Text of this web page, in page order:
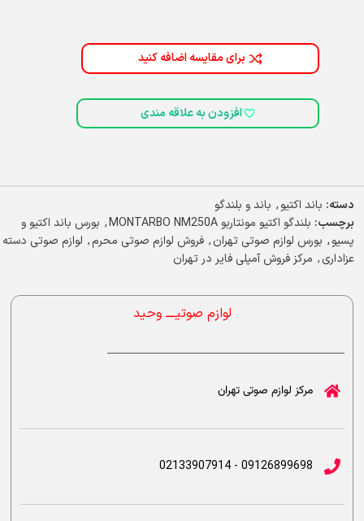
برای مقایسه اضافه کنید
افزودن به علاقه مندی
دسته: باند اکتیو, باند و بلندگو
برچسب: بلندگو اکتیو مونتاربو MONTARBO NM250A , بورس باند اکتیو و
پسیو, بورس لوازم صوتی تهران, فروش لوازم صوتی محرم, لوازم صوتی دسته
عزاداری, مرکز فروش آمپلی فایر در تهران
لوازم صوتیــــ وحید
مرکز لوازم صوتی تهران
09126899698 - 02133907914